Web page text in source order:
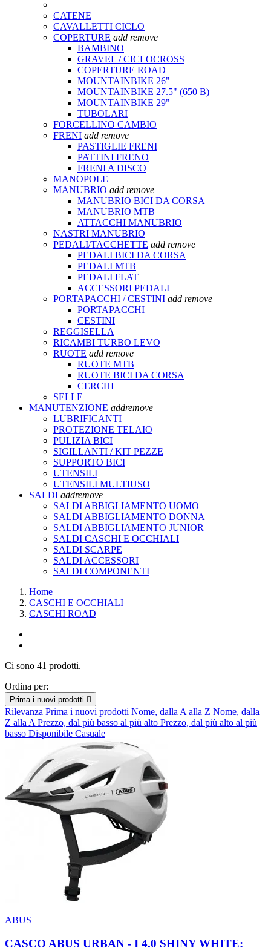
CATENE
CAVALLETTI CICLO
COPERTURE add remove
BAMBINO
GRAVEL / CICLOCROSS
COPERTURE ROAD
MOUNTAINBIKE 26"
MOUNTAINBIKE 27.5" (650 B)
MOUNTAINBIKE 29"
TUBOLARI
FORCELLINO CAMBIO
FRENI add remove
PASTIGLIE FRENI
PATTINI FRENO
FRENI A DISCO
MANOPOLE
MANUBRIO add remove
MANUBRIO BICI DA CORSA
MANUBRIO MTB
ATTACCHI MANUBRIO
NASTRI MANUBRIO
PEDALI/TACCHETTE add remove
PEDALI BICI DA CORSA
PEDALI MTB
PEDALI FLAT
ACCESSORI PEDALI
PORTAPACCHI / CESTINI add remove
PORTAPACCHI
CESTINI
REGGISELLA
RICAMBI TURBO LEVO
RUOTE add remove
RUOTE MTB
RUOTE BICI DA CORSA
CERCHI
SELLE
MANUTENZIONE addremove
LUBRIFICANTI
PROTEZIONE TELAIO
PULIZIA BICI
SIGILLANTI / KIT PEZZE
SUPPORTO BICI
UTENSILI
UTENSILI MULTIUSO
SALDI addremove
SALDI ABBIGLIAMENTO UOMO
SALDI ABBIGLIAMENTO DONNA
SALDI ABBIGLIAMENTO JUNIOR
SALDI CASCHI E OCCHIALI
SALDI SCARPE
SALDI ACCESSORI
SALDI COMPONENTI
Home
CASCHI E OCCHIALI
CASCHI ROAD
Ci sono 41 prodotti.
Ordina per:
Prima i nuovi prodotti 
Rilevanza Prima i nuovi prodotti Nome, dalla A alla Z Nome, dalla
Z alla A Prezzo, dal più basso al più alto Prezzo, dal più alto al più
basso Disponibile Casuale
ABUS
CASCO ABUS URBAN - I 4.0 SHINY WHITE: